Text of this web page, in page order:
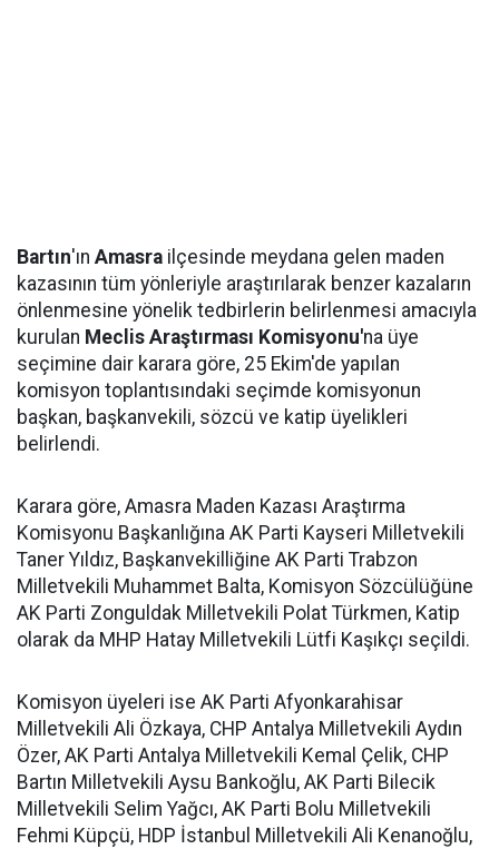
Bartın'ın Amasra ilçesinde meydana gelen maden
kazasının tüm yönleriyle araştırılarak benzer kazaların
önlenmesine yönelik tedbirlerin belirlenmesi amacıyla
kurulan Meclis Araştırması Komisyonu'na üye
seçimine dair karara göre, 25 Ekim'de yapılan
komisyon toplantısındaki seçimde komisyonun
başkan, başkanvekili, sözcü ve katip üyelikleri
belirlendi.
Karara göre, Amasra Maden Kazası Araştırma
Komisyonu Başkanlığına AK Parti Kayseri Milletvekili
Taner Yıldız, Başkanvekilliğine AK Parti Trabzon
Milletvekili Muhammet Balta, Komisyon Sözcülüğüne
AK Parti Zonguldak Milletvekili Polat Türkmen, Katip
olarak da MHP Hatay Milletvekili Lütfi Kaşıkçı seçildi.
Komisyon üyeleri ise AK Parti Afyonkarahisar
Milletvekili Ali Özkaya, CHP Antalya Milletvekili Aydın
Özer, AK Parti Antalya Milletvekili Kemal Çelik, CHP
Bartın Milletvekili Aysu Bankoğlu, AK Parti Bilecik
Milletvekili Selim Yağcı, AK Parti Bolu Milletvekili
Fehmi Küpçü, HDP İstanbul Milletvekili Ali Kenanoğlu,